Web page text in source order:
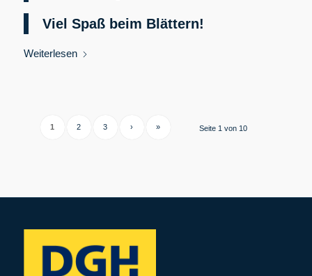
Viel Spaß beim Blättern!
Weiterlesen
Seite 1 von 10
1 2 3 › »